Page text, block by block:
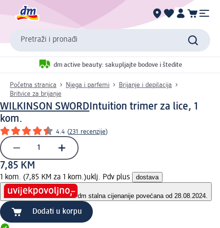
Pretraži i pronađi
dm active beauty: sakupljajte bodove i štedite
Početna stranica Njega i parfemi
Brijanje i depilacija
Britvice za brijanje
WILKINSON SWORD Intuition trimer za lice, 1
kom.
4.4 (231 recenzije)
7,85 KM
1 kom. (7,85 KM za 1 kom.)uklj. Pdv plus dostava
dm stalna cijenanije povećana od 28.08.2024.
Dodati u korpu